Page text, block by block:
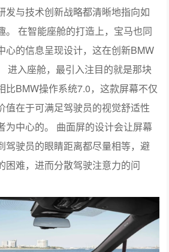
发与技术创新战略都清晰地指向如
。 在智能座舱的打造上，宝马也同
心的信息呈现设计，这在创新BMW
进入座舱，最引入注目的就是那块
比BMW操作系统7.0，这款屏幕不仅
值在于可满足驾驶员的视觉舒适性
中心的。 曲面屏的设计会让屏幕
驾驶员的眼睛距离都尽量相等，避
困难，进而分散驾驶注意力的问